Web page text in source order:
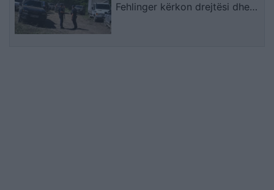
Fehlinger kërkon drejtësi dhe